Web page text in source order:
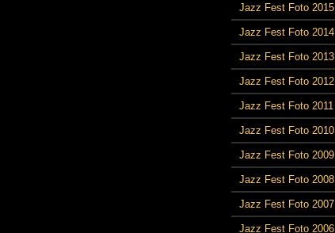
Jazz Fest Foto 2015
Jazz Fest Foto 2014
Jazz Fest Foto 2013
Jazz Fest Foto 2012
Jazz Fest Foto 2011
Jazz Fest Foto 2010
Jazz Fest Foto 2009
Jazz Fest Foto 2008
Jazz Fest Foto 2007
Jazz Fest Foto 2006